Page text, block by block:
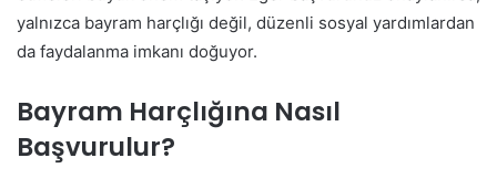
yalnızca bayram harçlığı değil, düzenli sosyal yardımlardan
da faydalanma imkanı doğuyor.
Bayram Harçlığına Nasıl
Başvurulur?